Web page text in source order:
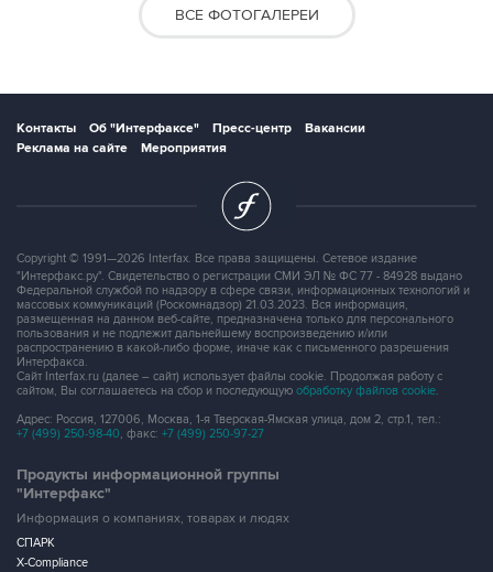
ВСЕ ФОТОГАЛЕРЕИ
Контакты Об "Интерфаксе" Пресс-центр
Вакансии
Реклама на сайте
Мероприятия
Copyright © 1991—2026 Interfax. Все права защищены. Сетевое издание
"Интерфакс.ру". Свидетельство о регистрации СМИ ЭЛ № ФС 77 - 84928 выдано
Федеральной службой по надзору в сфере связи, информационных технологий и
массовых коммуникаций (Роскомнадзор) 21.03.2023. Вся информация,
размещенная на данном веб-сайте, предназначена только для персонального
пользования и не подлежит дальнейшему воспроизведению и/или
распространению в какой-либо форме, иначе как с письменного разрешения
Интерфакса.
Сайт Interfax.ru (далее – сайт) использует файлы cookie. Продолжая работу с
сайтом, Вы соглашаетесь на сбор и последующую обработку файлов cookie.
Адрес: Россия, 127006, Москва, 1-я Тверская-Ямская улица, дом 2, стр.1, тел.:
+7 (499) 250-98-40, факс: +7 (499) 250-97-27
Продукты информационной группы
"Интерфакс"
Информация о компаниях, товарах и людях
СПАРК
X-Compliance